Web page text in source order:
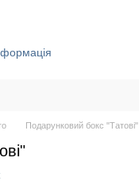
Подарунковий бокс "Татові"